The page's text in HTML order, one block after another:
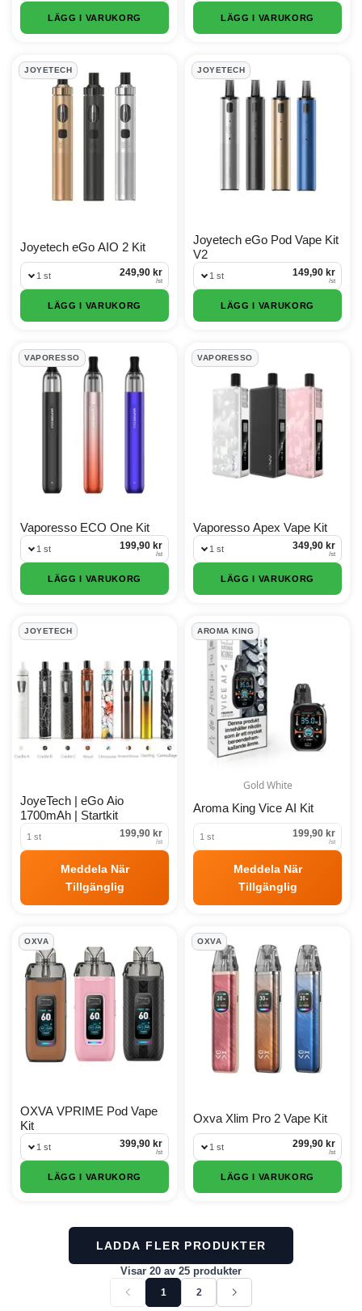
LÄGG I VARUKORG LÄGG I VARUKORG
JOYETECH
Joyetech eGo AIO 2 Kit
1 st 249,90 kr
/st
LÄGG I VARUKORG
JOYETECH
Joyetech eGo Pod Vape Kit
V2
1 st 149,90 kr
/st
LÄGG I VARUKORG
VAPORESSO
Vaporesso ECO One Kit
1 st 199,90 kr
/st
LÄGG I VARUKORG
VAPORESSO
Vaporesso Apex Vape Kit
1 st 349,90 kr
/st
LÄGG I VARUKORG
JOYETECH
JoyeTech | eGo Aio
1700mAh | Startkit
1 st 199,90 kr
/st
Meddela När
Tillgänglig
AROMA KING
Gold White
Aroma King Vice AI Kit
1 st 199,90 kr
/st
Meddela När
Tillgänglig
OXVA
OXVA VPRIME Pod Vape
Kit
1 st 399,90 kr
/st
LÄGG I VARUKORG
OXVA
Oxva Xlim Pro 2 Vape Kit
1 st 299,90 kr
/st
LÄGG I VARUKORG
LADDA FLER PRODUKTER
Visar 20 av 25 produkter
Föregående sida1 2 Nästa sida